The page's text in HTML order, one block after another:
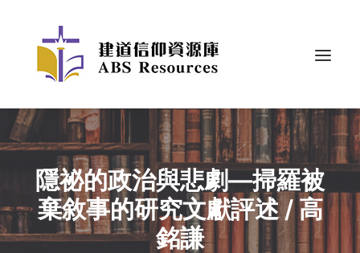
隱祕的政治與悲劇—掃羅被
棄敘事的研究文獻評述 / 高
銘謙